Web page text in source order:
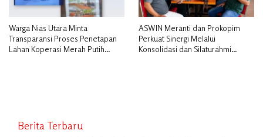
Warga Nias Utara Minta
Transparansi Proses Penetapan
Lahan Koperasi Merah Putih
ASWIN Meranti dan Prokopim
Perkuat Sinergi Melalui
Konsolidasi dan Silaturahmi
Berita Terbaru